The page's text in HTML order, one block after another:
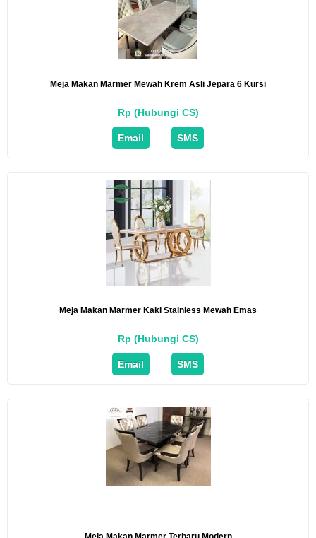
Meja Makan Marmer Mewah Krem Asli Jepara 6 Kursi
Rp (Hubungi CS)
Email SMS
Meja Makan Marmer Kaki Stainless Mewah Emas
Rp (Hubungi CS)
Email SMS